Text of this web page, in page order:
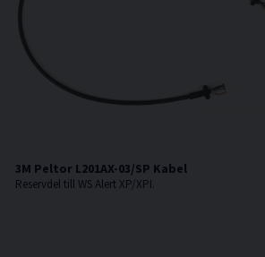
3M Peltor L201AX-03/SP Kabel
Reservdel till WS Alert XP/XPI.